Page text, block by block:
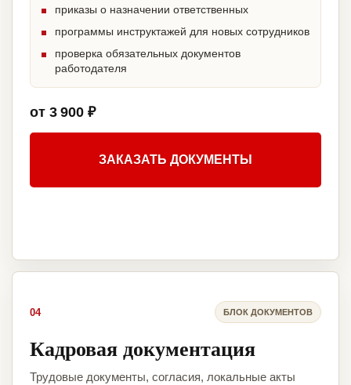
приказы о назначении ответственных
программы инструктажей для новых сотрудников
проверка обязательных документов
работодателя
от 3 900 ₽
ЗАКАЗАТЬ ДОКУМЕНТЫ
04 БЛОК ДОКУМЕНТОВ
Кадровая документация
Трудовые документы, согласия, локальные акты